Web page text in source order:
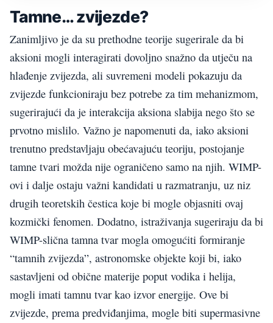
Tamne… zvijezde?
Zanimljivo je da su prethodne teorije sugerirale da bi
aksioni mogli interagirati dovoljno snažno da utječu na
hlađenje zvijezda, ali suvremeni modeli pokazuju da
zvijezde funkcioniraju bez potrebe za tim mehanizmom,
sugerirajući da je interakcija aksiona slabija nego što se
prvotno mislilo. Važno je napomenuti da, iako aksioni
trenutno predstavljaju obećavajuću teoriju, postojanje
tamne tvari možda nije ograničeno samo na njih. WIMP-
ovi i dalje ostaju važni kandidati u razmatranju, uz niz
drugih teoretskih čestica koje bi mogle objasniti ovaj
kozmički fenomen. Dodatno, istraživanja sugeriraju da bi
WIMP-slična tamna tvar mogla omogućiti formiranje
“tamnih zvijezda”, astronomske objekte koji bi, iako
sastavljeni od obične materije poput vodika i helija,
mogli imati tamnu tvar kao izvor energije. Ove bi
zvijezde, prema predviđanjima, mogle biti supermasivne